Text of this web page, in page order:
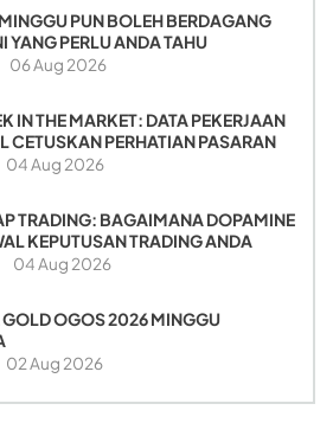
PUN BOLEH BERDAGANG
YANG PERLU ANDA TAHU
06 Aug 2026
IN THE MARKET: DATA PEKERJAAN
CETUSKAN PERHATIAN PASARAN
04 Aug 2026
TRADING: BAGAIMANA DOPAMINE
KEPUTUSAN TRADING ANDA
04 Aug 2026
OGOS 2026 MINGGU
02 Aug 2026